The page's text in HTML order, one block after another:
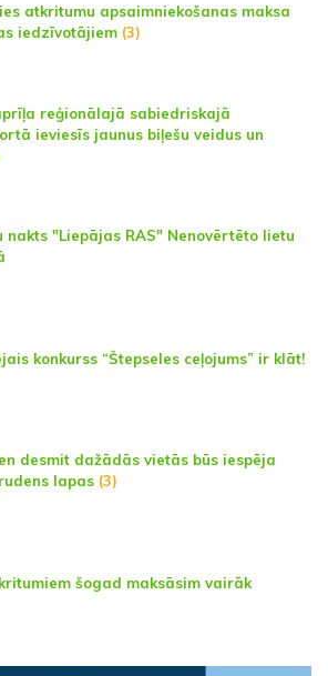
atkritumu apsaimniekošanas maksa
iedzīvotājiem (3)
reģionālajā sabiedriskajā
ieviesīs jaunus biļešu veidus un
nakts "Liepājas RAS" Nenovērtēto lietu
konkurss “Štepseles ceļojums” ir klāt!
desmit dažādās vietās būs iespēja
lapas (3)
šogad maksāsim vairāk